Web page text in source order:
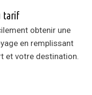
tarif
obtenir une
en remplissant
et votre destination.